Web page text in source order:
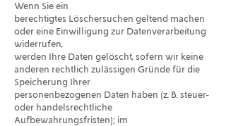
Wenn Sie ein
berechtigtes Löschersuchen geltend machen
oder eine Einwilligung zur Datenverarbeitung
widerrufen,
werden Ihre Daten gelöscht, sofern wir keine
anderen rechtlich zulässigen Gründe für die
Speicherung Ihrer
personenbezogenen Daten haben (z. B. steuer-
oder handelsrechtliche
Aufbewahrungsfristen); im